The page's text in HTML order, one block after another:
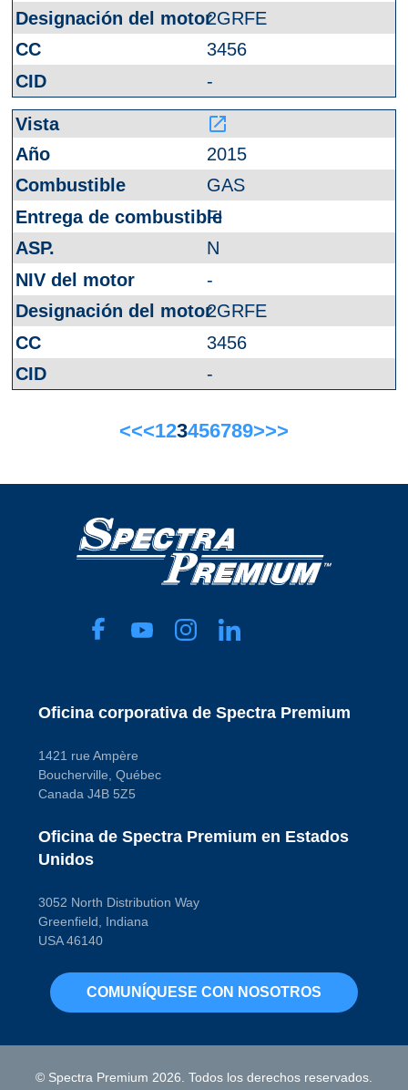
2GRFE
3456
-
launch
2015
GAS
FI
N
-
2GRFE
3456
-
<<<123456789>>>
Oficina corporativa de Spectra Premium
1421 rue Ampère
Boucherville, Québec
Canada J4B 5Z5
Oficina de Spectra Premium en Estados
Unidos
3052 North Distribution Way
Greenfield, Indiana
USA 46140
COMUNÍQUESE CON NOSOTROS
© Spectra Premium 2026. Todos los derechos reservados.